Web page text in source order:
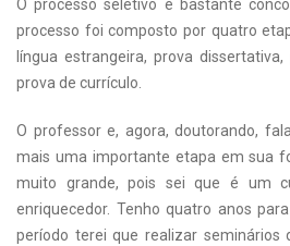
O processo seletivo é bastante
processo foi composto por quatro
língua estrangeira, prova
prova de currículo.
O professor e, agora, doutorando,
mais uma importante etapa em sua
muito grande, pois sei que é um
enriquecedor. Tenho quatro anos
período terei que realizar seminários